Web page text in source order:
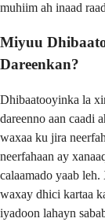
muhiim ah inaad
Miyuu
Dareenkan?
Dhibaatooyinka la
dareenno aan caadi
waxaa ku jira
neerfahaan ay
calaamado yaab
waxay dhici kartaa
iyadoon lahayn